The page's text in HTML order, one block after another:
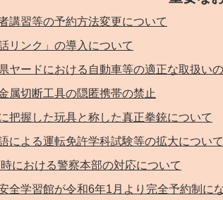
習等の予約方法変更について
ンク」の導入について
ードにおける自動車等の適正な取扱い
切断工具の隠匿携帯の禁止
握した玩具と称した真正拳銃について
よる運転免許学科試験等の拡大について
における警察本部の対応について
学習館が令和6年1月より完全予約制に